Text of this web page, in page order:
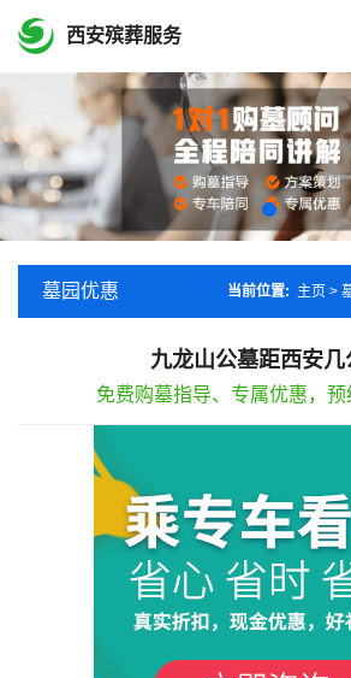
西安殡葬服务
墓园优惠 当前位置: 主页 >
九龙山公墓距西安几
免费购墓指导、专属优惠，预